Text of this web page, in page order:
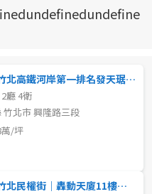
電梯大樓
新竹好屋推薦 竹北高鐵河岸第一排名發天琚高樓視野戶
廳 4衛
竹北市 興隆路三段
/坪
新竹好屋推薦 竹北民權街｜轟動天廈11樓景觀2房